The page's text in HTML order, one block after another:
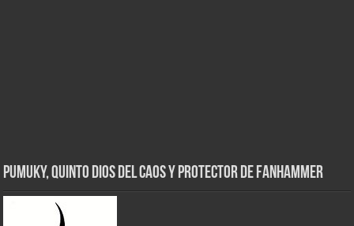
Pumuky, Quinto Dios del Caos y Protector de FanHammer